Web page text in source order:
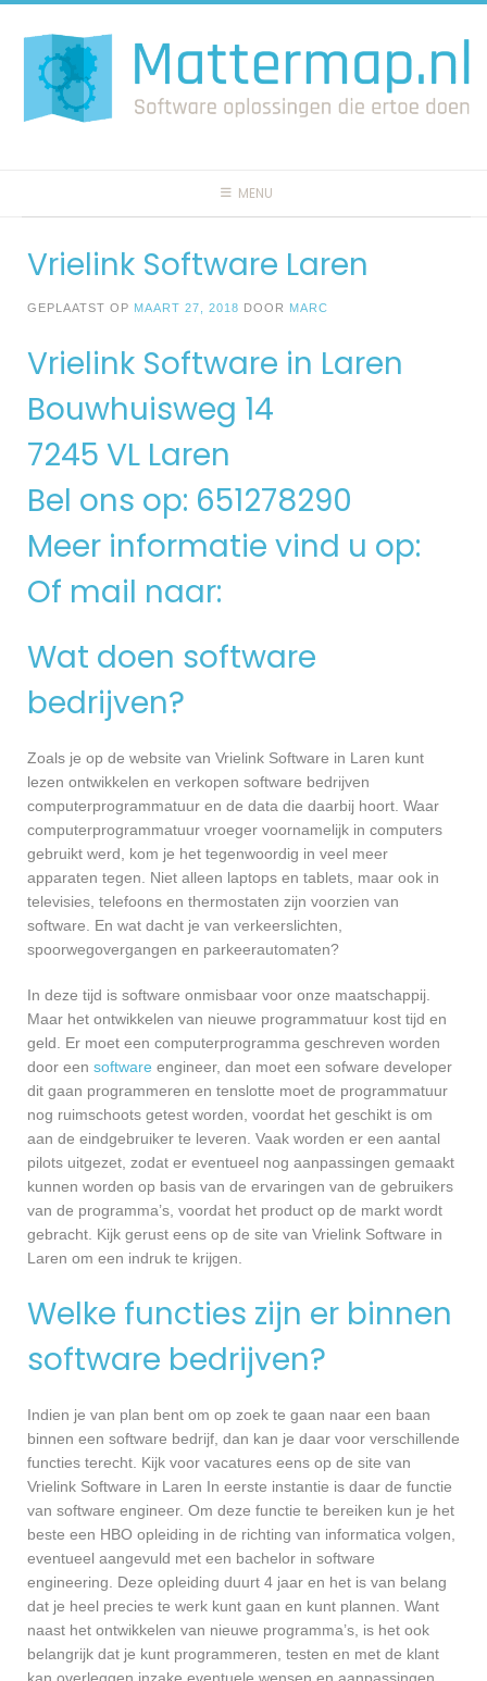
naar
inhoud
MENU
Vrielink Software Laren
GEPLAATST OP MAART 27, 2018 DOOR MARC
Vrielink Software in Laren
Bouwhuisweg 14
7245 VL Laren
Bel ons op: 651278290
Meer informatie vind u op:
Of mail naar:
Wat doen software
bedrijven?
Zoals je op de website van Vrielink Software in Laren kunt
lezen ontwikkelen en verkopen software bedrijven
computerprogrammatuur en de data die daarbij hoort. Waar
computerprogrammatuur vroeger voornamelijk in computers
gebruikt werd, kom je het tegenwoordig in veel meer
apparaten tegen. Niet alleen laptops en tablets, maar ook in
televisies, telefoons en thermostaten zijn voorzien van
software. En wat dacht je van verkeerslichten,
spoorwegovergangen en parkeerautomaten?
In deze tijd is software onmisbaar voor onze maatschappij.
Maar het ontwikkelen van nieuwe programmatuur kost tijd en
geld. Er moet een computerprogramma geschreven worden
door een software engineer, dan moet een sofware developer
dit gaan programmeren en tenslotte moet de programmatuur
nog ruimschoots getest worden, voordat het geschikt is om
aan de eindgebruiker te leveren. Vaak worden er een aantal
pilots uitgezet, zodat er eventueel nog aanpassingen gemaakt
kunnen worden op basis van de ervaringen van de gebruikers
van de programma’s, voordat het product op de markt wordt
gebracht. Kijk gerust eens op de site van Vrielink Software in
Laren om een indruk te krijgen.
Welke functies zijn er binnen
software bedrijven?
Indien je van plan bent om op zoek te gaan naar een baan
binnen een software bedrijf, dan kan je daar voor verschillende
functies terecht. Kijk voor vacatures eens op de site van
Vrielink Software in Laren In eerste instantie is daar de functie
van software engineer. Om deze functie te bereiken kun je het
beste een HBO opleiding in de richting van informatica volgen,
eventueel aangevuld met een bachelor in software
engineering. Deze opleiding duurt 4 jaar en het is van belang
dat je heel precies te werk kunt gaan en kunt plannen. Want
naast het ontwikkelen van nieuwe programma’s, is het ook
belangrijk dat je kunt programmeren, testen en met de klant